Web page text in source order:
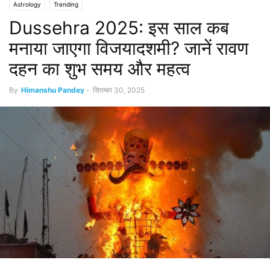
Astrology Trending
Dussehra 2025: इस साल कब
मनाया जाएगा विजयादशमी? जानें रावण
दहन का शुभ समय और महत्व
By Himanshu Pandey - सितम्बर 30, 2025